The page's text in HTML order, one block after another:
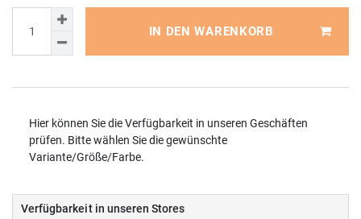
IN DEN WARENKORB
Hier können Sie die Verfügbarkeit in unseren Geschäften
prüfen. Bitte wählen Sie die gewünschte
Variante/Größe/Farbe.
Verfügbarkeit in unseren Stores